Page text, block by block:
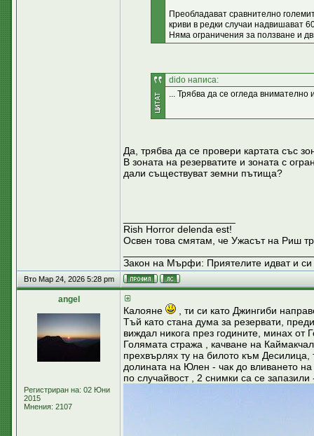
Преобладават сравнително
криви в редки случаи надвишават
Няма ограничения за ползване и
dido написа:
... Трябва да се огледа внимателно
Да, трябва да се провери картата със
В зоната на резерватите и зоната с
дали съществуват земни пътища?
Rish Horror delenda est!
Освен това смятам, че Ужасът на Риш
Закон на Мърфи: Приятелите идват и си
Вто Мар 24, 2026 5:28 pm
аngel
Регистриран на: 02 Юни
2015
Мнения: 2107
Калояне
, ти си като Джингиби
Тъй като стана дума за резервати,
виждал никога през годините, минах от
Голямата стража , качване на
прехвърлях ту на билото към
долината на Юлен - чак до вливането
по случайвост , 2 снимки са се